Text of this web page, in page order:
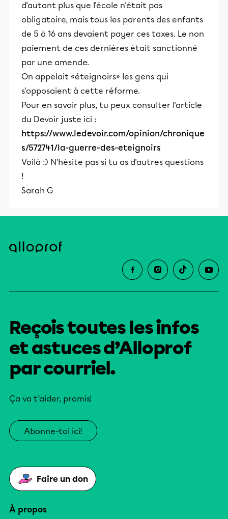
d'autant plus que l'école n'était pas
obligatoire, mais tous les parents des enfants
de 5 à 16 ans devaient payer ces taxes. Le non
paiement de ces dernières était sanctionné
par une amende.
On appelait «éteignoirs» les gens qui
s'opposaient à cette réforme.
Pour en savoir plus, tu peux consulter l'article
du Devoir juste ici :
https://www.ledevoir.com/opinion/chronique
s/572741/la-guerre-des-eteignoirs
Voilà :) N'hésite pas si tu as d'autres questions
!
Sarah G
Reçois toutes les infos
et astuces d’Alloprof
par courriel.
Ça va t’aider, promis!
Abonne-toi ici!
Faire un don
À propos